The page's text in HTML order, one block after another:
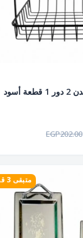
حامل فاكهه معدن 2 دور 1 قطعة أسود
EGP202.00
متبقى 3 قطع